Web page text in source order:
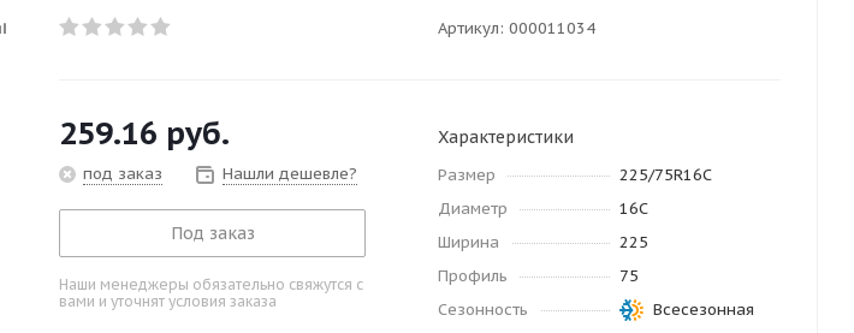
Артикул: 000011034
259.16 руб.
под заказ Нашли дешевле?
Под заказ
Наши менеджеры обязательно свяжутся с
вами и уточнят условия заказа
Характеристики
Размер
225/75R16C
Диаметр
16С
Ширина
225
Профиль
75
Сезонность
Всесезонная